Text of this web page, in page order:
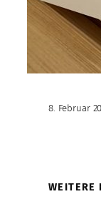
8. Februar
WEITERE